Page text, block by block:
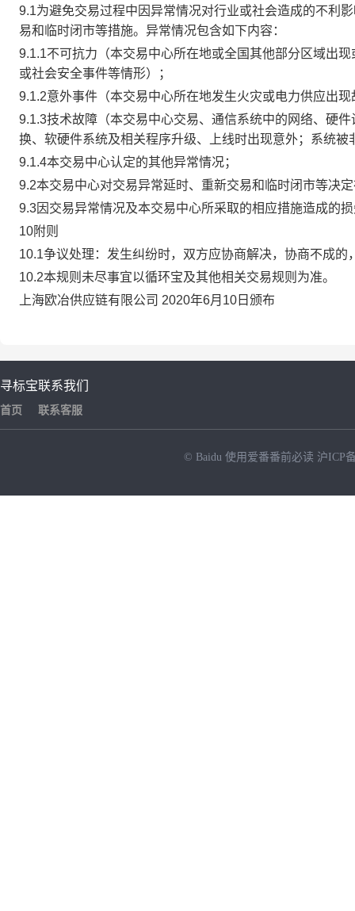
9.1为避免交易过程中因异常情况对行业或社会造成的不利
易和临时闭市等措施。异常情况包含如下内容：
9.1.1不可抗力（本交易中心所在地或全国其他部分区域出
或社会安全事件等情形）；
9.1.2意外事件（本交易中心所在地发生火灾或电力供应出
9.1.3技术故障（本交易中心交易、通信系统中的网络、硬
换、软硬件系统及相关程序升级、上线时出现意外；系统
9.1.4本交易中心认定的其他异常情况；
9.2本交易中心对交易异常延时、重新交易和临时闭市等决
9.3因交易异常情况及本交易中心所采取的相应措施造成的
10附则
10.1争议处理：发生纠纷时，双方应协商解决，协商不成
10.2本规则未尽事宜以循环宝及其他相关交易规则为准。
上海欧冶供应链有限公司 2020年6月10日颁布
寻标宝
首页
联系我们
联系客服
© Baidu 使用爱番番前必读 沪ICP